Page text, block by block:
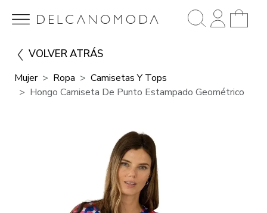
VOLVER ATRÁS
Mujer Ropa
Camisetas Y Tops
Hongo Camiseta De Punto Estampado Geométrico